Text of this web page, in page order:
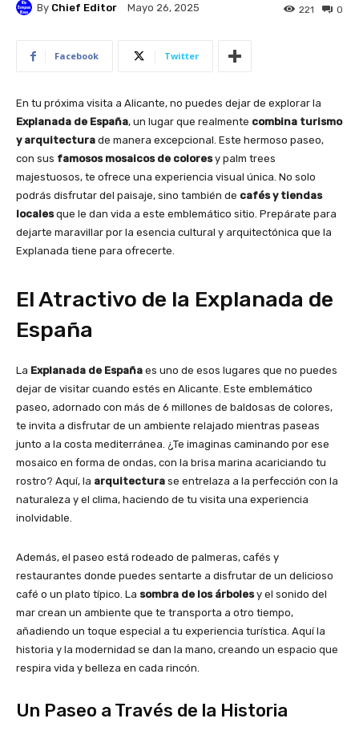
By Chief Editor Mayo 26, 2025 0
221
Facebook Twitter
En tu próxima visita a Alicante, no puedes dejar de explorar la
Explanada de España, un lugar que realmente combina turismo
y arquitectura de manera excepcional. Este hermoso paseo,
con sus famosos mosaicos de coloresy palm trees
majestuosos, te ofrece una experiencia visual única. No solo
podrás disfrutar del paisaje, sino también de cafés y tiendas
localesque le dan vida a este emblemático sitio. Prepárate para
dejarte maravillar por la esencia cultural y arquitectónica que la
Explanada tiene para ofrecerte.
El Atractivo de la Explanada de
España
La Explanada de España es uno de esos lugares que no puedes
dejar de visitar cuando estés en Alicante. Este emblemático
paseo, adornado con más de 6 millones de baldosas de colores,
te invita a disfrutar de un ambiente relajado mientras paseas
junto a la costa mediterránea. ¿Te imaginas caminando por ese
mosaico en forma de ondas, con la brisa marina acariciando tu
rostro? Aquí, la arquitectura se entrelaza a la perfección con la
naturaleza y el clima, haciendo de tu visita una experiencia
inolvidable.
Además, el paseo está rodeado de palmeras, cafés y
restaurantes donde puedes sentarte a disfrutar de un delicioso
café o un plato típico. La sombra de los árbolesy el sonido del
mar crean un ambiente que te transporta a otro tiempo,
añadiendo un toque especial a tu experiencia turística. Aquí la
historia y la modernidad se dan la mano, creando un espacio que
respira vida y belleza en cada rincón.
Un Paseo a Través de la Historia